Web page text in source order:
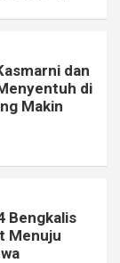
dan
di
Makin
Bengkalis
Menuju